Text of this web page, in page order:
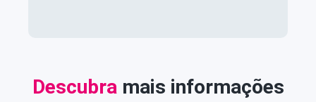
Descubra mais informações